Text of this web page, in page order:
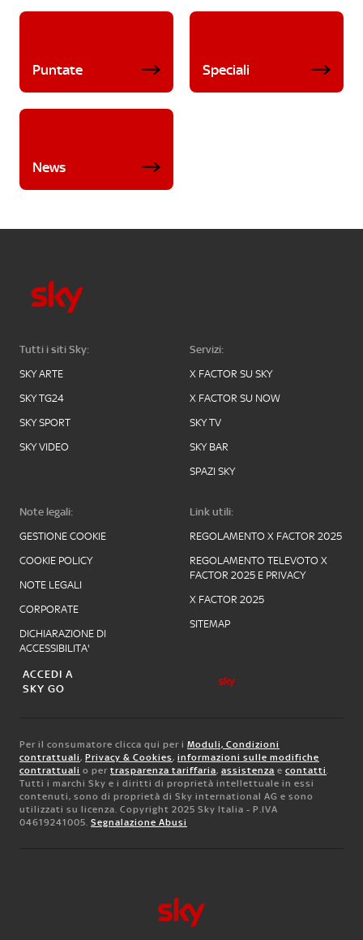
Puntate Speciali
News
Tutti i siti Sky:
SKY ARTE
SKY TG24
SKY SPORT
SKY VIDEO
Servizi:
X FACTOR SU SKY
X FACTOR SU NOW
SKY TV
SKY BAR
SPAZI SKY
Note legali:
GESTIONE COOKIE
COOKIE POLICY
NOTE LEGALI
CORPORATE
DICHIARAZIONE DI
ACCESSIBILITA'
Link utili:
REGOLAMENTO X FACTOR 2025
REGOLAMENTO TELEVOTO X
FACTOR 2025 E PRIVACY
X FACTOR 2025
SITEMAP
ACCEDI A
SKY GO
Per il consumatore clicca qui per i Moduli, Condizioni
contrattuali, Privacy & Cookies, informazioni sulle modifiche
contrattuali o per trasparenza tariffaria, assistenza e contatti.
Tutti i marchi Sky e i diritti di proprietà intellettuale in essi
contenuti, sono di proprietà di Sky international AG e sono
utilizzati su licenza. Copyright 2025 Sky Italia - P.IVA
04619241005. Segnalazione Abusi